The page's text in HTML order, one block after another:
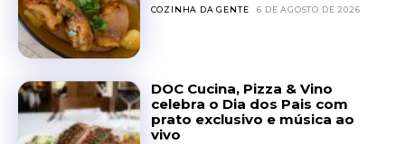
COZINHA DA GENTE 6 DE AGOSTO DE 2026
DOC Cucina, Pizza & Vino
celebra o Dia dos Pais com
prato exclusivo e música ao
vivo